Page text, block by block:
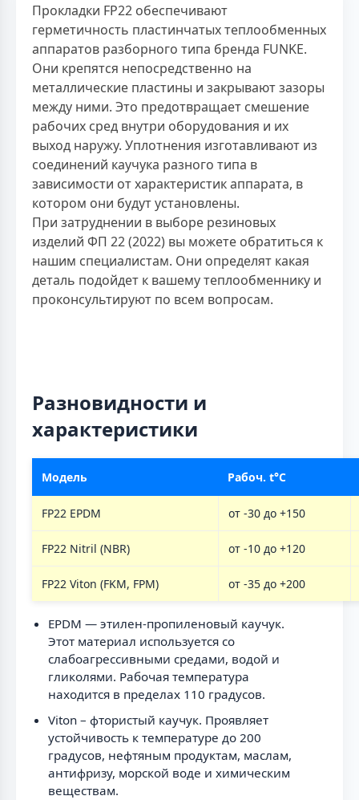
Прокладки FP22 обеспечивают
герметичность пластинчатых теплообменных
аппаратов разборного типа бренда FUNKE.
Они крепятся непосредственно на
металлические пластины и закрывают зазоры
между ними. Это предотвращает смешение
рабочих сред внутри оборудования и их
выход наружу. Уплотнения изготавливают из
соединений каучука разного типа в
зависимости от характеристик аппарата, в
котором они будут установлены.
При затруднении в выборе резиновых
изделий ФП 22 (2022) вы можете обратиться к
нашим специалистам. Они определят какая
деталь подойдет к вашему теплообменнику и
проконсультируют по всем вопросам.
Разновидности и
характеристики
Модель Рабоч. t°C
FP22 EPDM от -30 до +150
FP22 Nitril (NBR) от -10 до +120
FP22 Viton (FKM, FPM) от -35 до +200
EPDM — этилен-пропиленовый каучук.
Этот материал используется со
слабоагрессивными средами, водой и
гликолями. Рабочая температура
находится в пределах 110 градусов.
Viton – фтористый каучук. Проявляет
устойчивость к температуре до 200
градусов, нефтяным продуктам, маслам,
антифризу, морской воде и химическим
веществам.